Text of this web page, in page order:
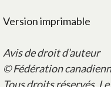
Version imprimable
Avis de droit d’auteur
© Fédération
Tous droits réservés.